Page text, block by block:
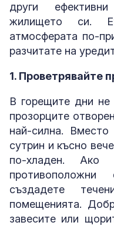
други
жилището си.
атмосферата по-
разчитате на
1. Проветрявайте
В горещите дни
прозорците
най-силна. Вместо
сутрин и късно
по-хладен. Ако
създадете
помещенията.
завесите или